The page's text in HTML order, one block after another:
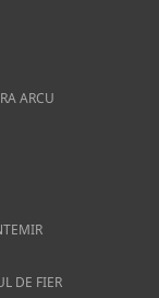
ARCU
DE FIER